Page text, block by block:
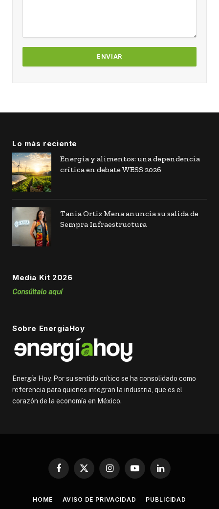
Lo más reciente
Energía y alimentos: una dependencia
crítica en debate WESS 2026
Tania Ortiz Mena anuncia su salida de
Sempra Infraestructura
Media Kit 2026
Consúltalo aquí
Sobre EnergiaHoy
Energía Hoy. Por su sentido crítico se ha consolidado como
referencia para quienes integran la industria, que es el
corazón de la economía en México.
Facebook
X
InstagramYouTubeLinkedIn
HOME AVISO DE PRIVACIDAD PUBLICIDAD